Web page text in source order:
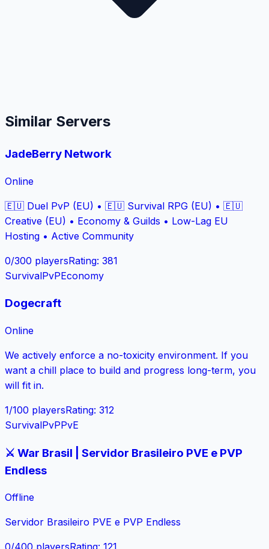
Similar Servers
JadeBerry Network
Online
🇪🇺 Duel PvP (EU) • 🇪🇺 Survival RPG (EU) • 🇪🇺
Creative (EU) • Economy & Guilds • Low-Lag EU
Hosting • Active Community
0/300 playersRating: 381
SurvivalPvPEconomy
Dogecraft
Online
We actively enforce a no-toxicity environment. If you
want a chill place to build and progress long-term, you
will fit in.
1/100 playersRating: 312
SurvivalPvPPvE
⚔️ War Brasil | Servidor Brasileiro PVE e PVP
Endless
Offline
Servidor Brasileiro PVE e PVP Endless